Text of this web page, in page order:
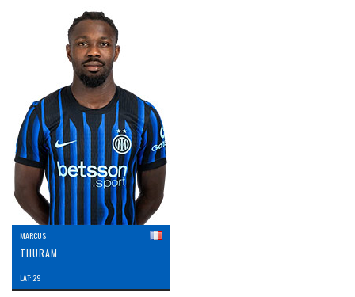
MARCUS
THURAM
LAT: 29